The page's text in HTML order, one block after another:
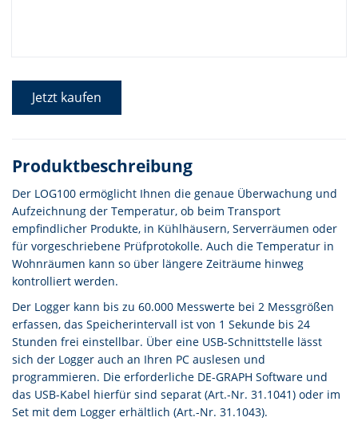
Jetzt kaufen
Produktbeschreibung
Der LOG100 ermöglicht Ihnen die genaue Überwachung und
Aufzeichnung der Temperatur, ob beim Transport
empfindlicher Produkte, in Kühlhäusern, Serverräumen oder
für vorgeschriebene Prüfprotokolle. Auch die Temperatur in
Wohnräumen kann so über längere Zeiträume hinweg
kontrolliert werden.
Der Logger kann bis zu 60.000 Messwerte bei 2 Messgrößen
erfassen, das Speicherintervall ist von 1 Sekunde bis 24
Stunden frei einstellbar. Über eine USB-Schnittstelle lässt
sich der Logger auch an Ihren PC auslesen und
programmieren. Die erforderliche DE-GRAPH Software und
das USB-Kabel hierfür sind separat (Art.-Nr. 31.1041) oder im
Set mit dem Logger erhältlich (Art.-Nr. 31.1043).